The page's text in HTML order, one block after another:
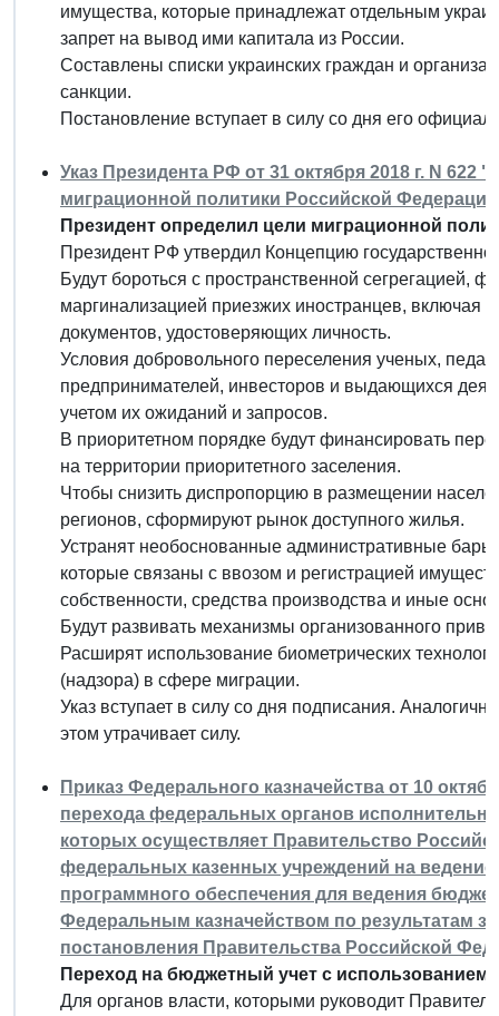
имущества, которые принадлежат отдельным
запрет на вывод ими капитала из России.
Составлены списки украинских граждан и
санкции.
Постановление вступает в силу со дня его
Указ Президента РФ от 31 октября 2018 г. N 622
миграционной политики Российской
Президент определил цели миграционной
Президент РФ утвердил Концепцию
Будут бороться с пространственной сегрегацией,
маргинализацией приезжих иностранцев, включая
документов, удостоверяющих личность.
Условия добровольного переселения ученых,
предпринимателей, инвесторов и выдающихся
учетом их ожиданий и запросов.
В приоритетном порядке будут финансировать
на территории приоритетного заселения.
Чтобы снизить диспропорцию в размещении
регионов, сформируют рынок доступного жилья.
Устранят необоснованные административные
которые связаны с ввозом и регистрацией
собственности, средства производства и иные
Будут развивать механизмы организованного
Расширят использование биометрических
(надзора) в сфере миграции.
Указ вступает в силу со дня подписания.
этом утрачивает силу.
Приказ Федерального казначейства от 10
перехода федеральных органов
которых осуществляет Правительство
федеральных казенных учреждений на
программного обеспечения для ведения
Федеральным казначейством по результатам
постановления Правительства Российской
Переход на бюджетный учет с использованием
Для органов власти, которыми руководит